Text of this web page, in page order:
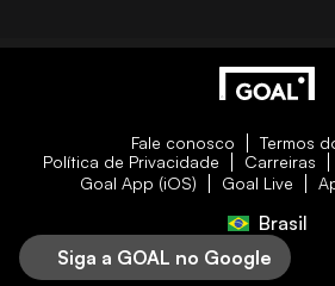
Fale conosco
Termos
Política de Privacidade
Carreiras
Goal App (iOS)
Goal Live
Brasil
Siga a GOAL no Google